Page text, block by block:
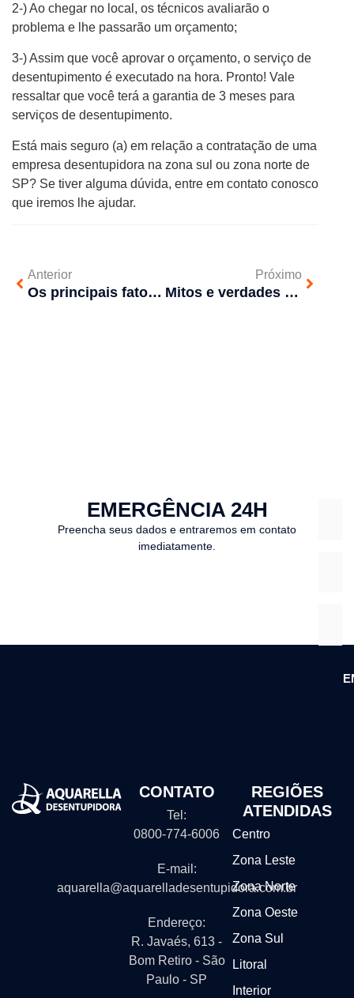
2-) Ao chegar no local, os técnicos avaliarão o
problema e lhe passarão um orçamento;
3-) Assim que você aprovar o orçamento, o serviço de
desentupimento é executado na hora. Pronto! Vale
ressaltar que você terá a garantia de 3 meses para
serviços de desentupimento.
Está mais seguro (a) em relação a contratação de uma
empresa desentupidora na zona sul ou zona norte de
SP? Se tiver alguma dúvida, entre em contato conosco
que iremos lhe ajudar.
Anterior
Os principais fatores para entupimento de canos
Próximo
Mitos e verdades sobre o desentupimento feito em casa
EMERGÊNCIA 24H
Preencha seus dados e entraremos em contato
imediatamente.
CONTATO
Tel:
0800-774-6006
E-mail:
aquarella@aquarelladesentupidora.com.br
Endereço:
R. Javaés, 613 -
Bom Retiro - São
Paulo - SP
REGIÕES
ATENDIDAS
Centro
Zona Leste
Zona Norte
Zona Oeste
Zona Sul
Litoral
Interior